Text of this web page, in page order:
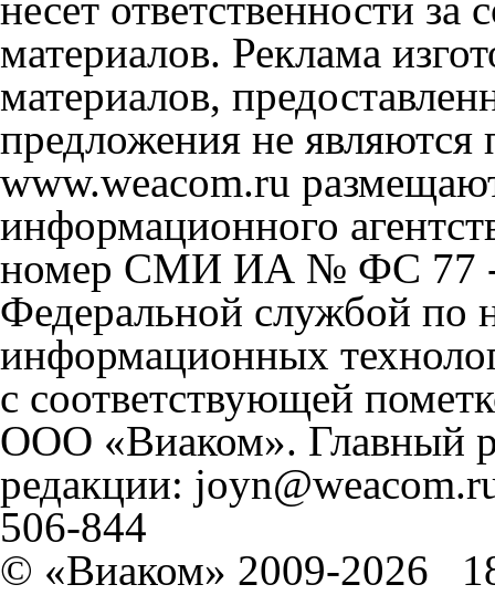
материалов. Реклама
материалов,
предложения не
www.weacom.ru
информационного
номер СМИ ИА № ФС 77 -
Федеральной службой по
информационных
с соответствующей
ООО «Виаком». Главный
редакции:
506-844
© «Виаком» 2009-2026